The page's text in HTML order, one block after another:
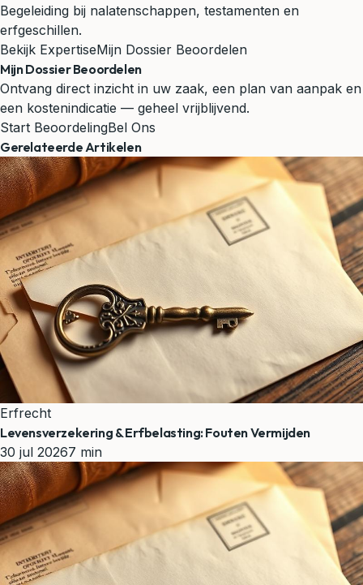
Begeleiding bij nalatenschappen, testamenten en
erfgeschillen.
Bekijk ExpertiseMijn Dossier Beoordelen
Mijn Dossier Beoordelen
Ontvang direct inzicht in uw zaak, een plan van aanpak en
een kostenindicatie — geheel vrijblijvend.
Start BeoordelingBel Ons
Gerelateerde Artikelen
Erfrecht
Levensverzekering & Erfbelasting: Fouten Vermijden
30 jul 20267 min